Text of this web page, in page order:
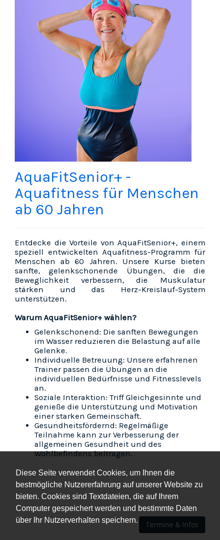
Diese Seite verwendet Cookies, um Ihnen die
bestmögliche Nutzererfahrung auf unserer Website zu
bieten. Cookies sind Textdateien, die auf Ihrem
Computer gespeichert werden und bestimmte Daten
über Ihr Nutzerverhalten speichern.
AquaFitSenior+ -
Aquafitness für Menschen
ab 60 Jahren
Entdecke die Vorteile von AquaFitSenior+, einem
speziell entwickelten Aquafitness-Programm für
Menschen ab 60 Jahren. Unsere Kurse bieten
sanfte, gelenkschonende Übungen, die die
Beweglichkeit verbessern, die Muskulatur
stärken und das Herz-Kreislauf-System
unterstützen.
Warum AquaFitSenior+ wählen?
Gelenkschonend: Die sanften Bewegungen
im Wasser reduzieren die Belastung auf alle
Gelenke.
Individuelle Betreuung: Unsere erfahrenen
Trainer passen die Übungen an die
individuellen Bedürfnisse und Fitnesslevels
an.
Soziale Interaktion: Triff Gleichgesinnte und
genieße die Unterstützung und Motivation
einer starken Gemeinschaft.
Gesundheitsfördernd: Regelmäßige
Teilnahme kann zur Verbesserung der
allgemeinen Gesundheit und des
Wohlbefindens beitragen.
Termine & Infos